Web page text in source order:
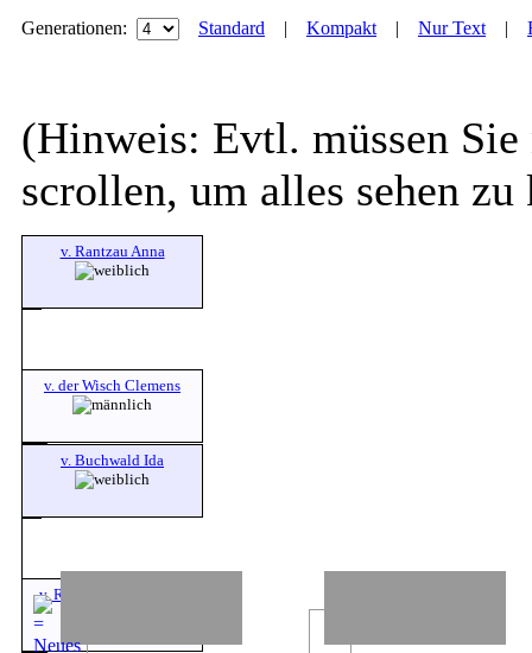
Generationen: Standard | Kompakt| Nur Text|
(Hinweis: Evtl. müssen Sie
scrollen, um alles sehen zu
v. Rantzau Anna
v. der Wisch Clemens
v. Buchwald Ida
v. Rantzau Wolff (Volf)